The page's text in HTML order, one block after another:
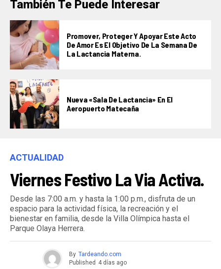
También Te Puede Interesar
Promover, Proteger Y Apoyar Este Acto
De Amor Es El Objetivo De La Semana De
La Lactancia Materna.
Nueva «Sala De Lactancia» En El
Aeropuerto Matecaña
ACTUALIDAD
Viernes Festivo La Via Activa.
Desde las 7:00 a.m. y hasta la 1:00 p.m., disfruta de un
espacio para la actividad física, la recreación y el
bienestar en familia, desde la Villa Olímpica hasta el
Parque Olaya Herrera.
By Tardeando.com
Published 4 días ago